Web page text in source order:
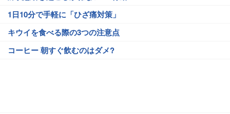
1日10分で手軽に「ひざ痛対策」
キウイを食べる際の3つの注意点
コーヒー 朝すぐ飲むのはダメ?